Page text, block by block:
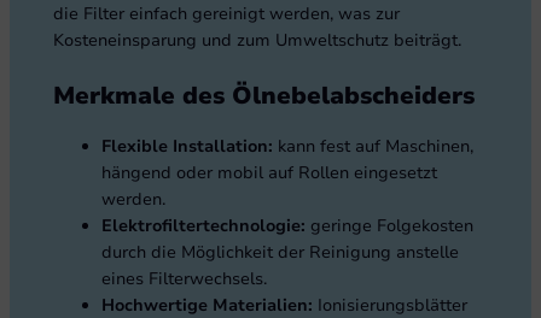
die Filter einfach gereinigt werden, was zur
Kosteneinsparung und zum Umweltschutz beiträgt.
Merkmale des Ölnebelabscheiders
Flexible Installation: kann fest auf Maschinen,
hängend oder mobil auf Rollen eingesetzt
werden.
Elektrofiltertechnologie: geringe Folgekosten
durch die Möglichkeit der Reinigung anstelle
eines Filterwechsels.
Hochwertige Materialien: Ionisierungsblätter